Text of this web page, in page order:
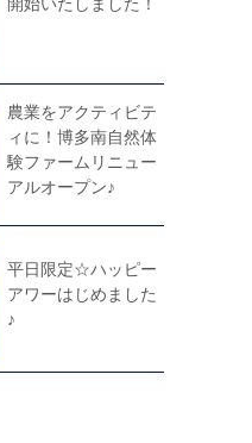
農業をアクティビテ
ィに！博多南自然体
験ファームリニュー
アルオープン♪
平日限定☆ハッピー
アワーはじめました
♪